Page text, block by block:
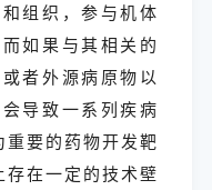
组织，参与机体
如果与其相关的
者外源病原物以
导致一系列疾病
重要的药物开发靶
存在一定的技术壁